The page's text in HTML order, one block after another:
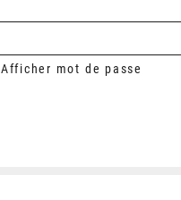
Afficher mot de passe